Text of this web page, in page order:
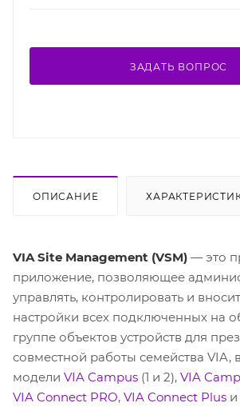
ЗАДАТЬ ВОПРОС
ОПИСАНИЕ
VIA Site Management (VSM) — это
приложение, позволяющее
управлять, контролировать и
настройки всех подключенных на
группе объектов устройств для
совместной работы семейства VIA,
модели VIA Campus (1 и 2), VIA
VIA Connect PRO, VIA Connect Plus и